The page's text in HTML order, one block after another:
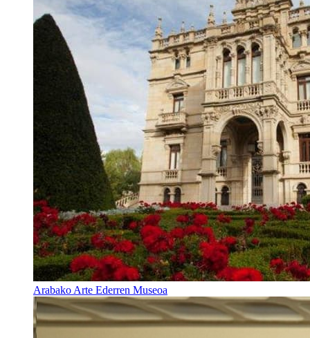
Arabako Arte Ederren Museoa